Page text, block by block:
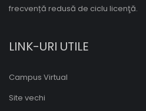
frecvență redusă de ciclu licenţă.
LINK-URI UTILE
Campus Virtual
Site vechi